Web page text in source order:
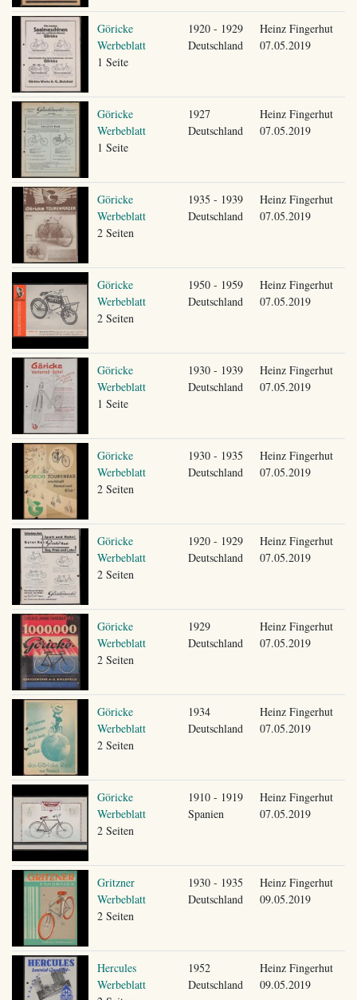
Göricke
Werbeblatt
1 Seite
1920 - 1929
Deutschland
Heinz Fingerhut
07.05.2019
Göricke
Werbeblatt
1 Seite
1927
Deutschland
Heinz Fingerhut
07.05.2019
Göricke
Werbeblatt
2 Seiten
1935 - 1939
Deutschland
Heinz Fingerhut
07.05.2019
Göricke
Werbeblatt
2 Seiten
1950 - 1959
Deutschland
Heinz Fingerhut
07.05.2019
Göricke
Werbeblatt
1 Seite
1930 - 1939
Deutschland
Heinz Fingerhut
07.05.2019
Göricke
Werbeblatt
2 Seiten
1930 - 1935
Deutschland
Heinz Fingerhut
07.05.2019
Göricke
Werbeblatt
2 Seiten
1920 - 1929
Deutschland
Heinz Fingerhut
07.05.2019
Göricke
Werbeblatt
2 Seiten
1929
Deutschland
Heinz Fingerhut
07.05.2019
Göricke
Werbeblatt
2 Seiten
1934
Deutschland
Heinz Fingerhut
07.05.2019
Göricke
Werbeblatt
2 Seiten
1910 - 1919
Spanien
Heinz Fingerhut
07.05.2019
Gritzner
Werbeblatt
2 Seiten
1930 - 1935
Deutschland
Heinz Fingerhut
09.05.2019
Hercules
Werbeblatt
1952
Deutschland
Heinz Fingerhut
09.05.2019